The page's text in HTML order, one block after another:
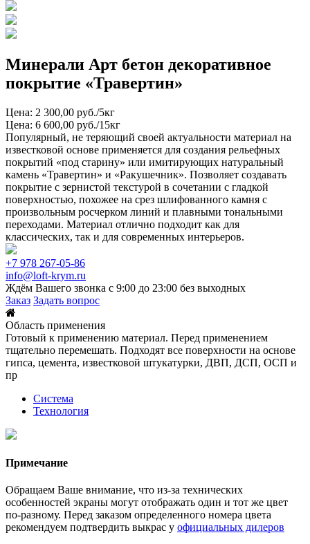
Минерали Арт бетон декоративное
покрытие «Травертин»
Цена: 2 300,00 руб./5кг
Цена: 6 600,00 руб./15кг
Популярный, не теряющий своей актуальности материал на
известковой основе применяется для создания рельефных
покрытий «под старину» или имитирующих натуральный
камень «Травертин» и «Ракушечник». Позволяет создавать
покрытие с зернистой текстурой в сочетании с гладкой
поверхностью, похожее на срез шлифованного камня с
произвольным росчерком линий и плавными тональными
переходами. Материал отлично подходит как для
классических, так и для современных интерьеров.
+7 978 267-05-86
info@loft-krym.ru
Ждём Вашего звонка с 9:00 до 23:00 без выходных
Заказ Задать вопрос
Область применения
Готовый к применению материал. Перед применением
тщательно перемешать. Подходят все поверхности на основе
гипса, цемента, известковой штукатурки, ДВП, ДСП, ОСП и
пр
Система
Технология
Примечание
Обращаем Ваше внимание, что из-за технических
особенностей экраны могут отображать один и тот же цвет
по-разному. Перед заказом определенного номера цвета
рекомендуем подтвердить выкрас у официальных дилеров